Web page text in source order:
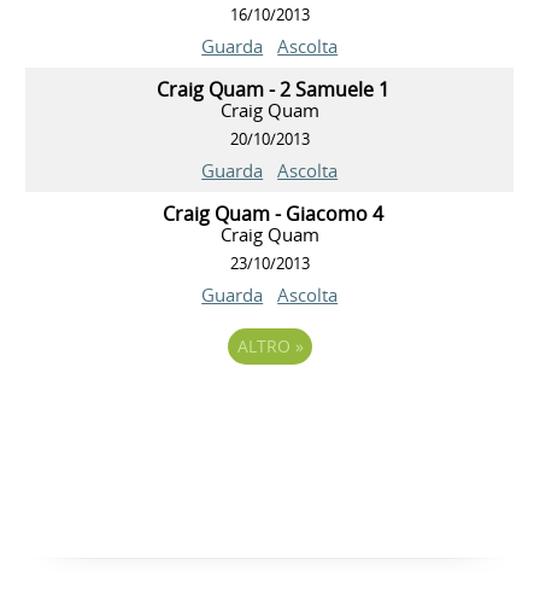
16/10/2013
Guarda Ascolta
Craig Quam - 2 Samuele 1
Craig Quam
20/10/2013
Guarda Ascolta
Craig Quam - Giacomo 4
Craig Quam
23/10/2013
Guarda Ascolta
ALTRO »